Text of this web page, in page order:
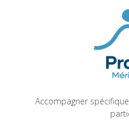
Accompagner